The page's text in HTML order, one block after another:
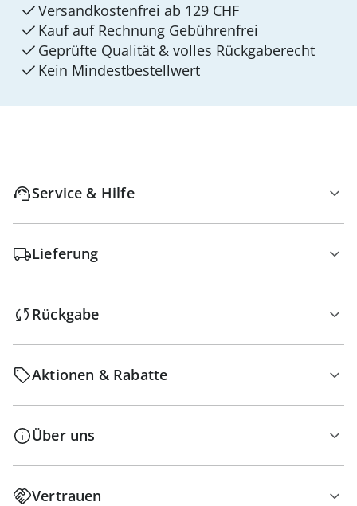
Versandkostenfrei ab 129 CHF
Kauf auf Rechnung Gebührenfrei
Geprüfte Qualität & volles Rückgaberecht
Kein Mindest­bestellwert
Service & Hilfe
Lieferung
Rückgabe
Aktionen & Rabatte
Über uns
Vertrauen